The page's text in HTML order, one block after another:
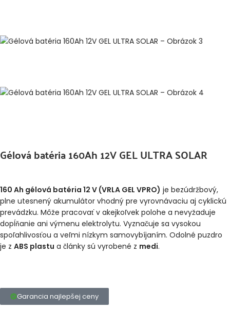
Gélová batéria 160Ah 12V GEL ULTRA SOLAR
160 Ah gélová batéria 12 V (VRLA GEL VPRO) je bezúdržbový,
plne utesnený akumulátor vhodný pre vyrovnávaciu aj cyklickú
prevádzku. Môže pracovať v akejkoľvek polohe a nevyžaduje
dopĺňanie ani výmenu elektrolytu. Vyznačuje sa vysokou
spoľahlivosťou a veľmi nízkym samovybíjaním. Odolné puzdro
je z ABS plastu a články sú vyrobené z medi.
Garancia najlepšej ceny